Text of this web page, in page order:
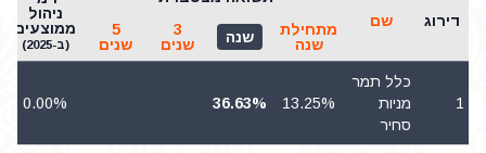
דירוג שם
ניהול
ממוצעים
(ב-2025)
מתחילת
שנה
שנה
3
שנים
5
שנים
1
כלל תמר
מניות
סחיר
13.25%
36.63%
0.00%